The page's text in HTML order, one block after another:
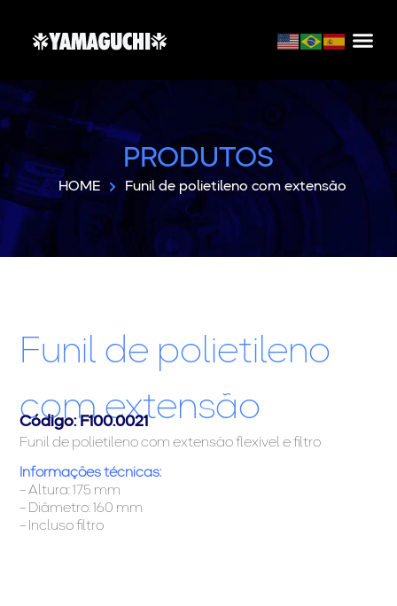
PRODUTOS
HOME Funil de polietileno com extensão
Funil de polietileno
com extensão
Código: F100.0021
Funil de polietileno com extensão flexível e filtro
Informações técnicas:
– Altura: 175 mm
– Diâmetro: 160 mm
– Incluso filtro